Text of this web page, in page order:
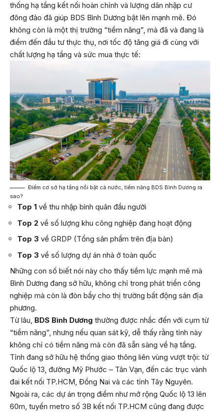
thống hạ tầng kết nối hoàn chỉnh và lượng dân nhập cư
đông đảo đã giúp BDS Bình Dương bật lên mạnh mẽ. Đó
không còn là một thị trường “tiềm năng”, mà đã và đang là
điểm đến đầu tư thực thụ, nơi tốc độ tăng giá đi cùng với
chất lượng hạ tầng và sức mua thực tế:
Điểm cơ sở hạ tầng nổi bật cả nước, tiềm năng BDS Bình Dương ra
sao?
Top 1 về thu nhập bình quân đầu người
Top 2 về số lượng khu công nghiệp đang hoạt động
Top 3 về GRDP (Tổng sản phẩm trên địa bàn)
Top 3 về số lượng dự án nhà ở toàn quốc
Những con số biết nói này cho thấy tiềm lực mạnh mẽ mà
Bình Dương đang sở hữu, không chỉ trong phát triển công
nghiệp mà còn là đòn bẩy cho thị trường bất động sản địa
phương.
Từ lâu, BDS Bình Dương thường được nhắc đến với cụm từ
“tiềm năng”, nhưng nếu quan sát kỹ, dễ thấy rằng tỉnh này
không chỉ có tiềm năng mà còn đã sẵn sàng về hạ tầng.
Tỉnh đang sở hữu hệ thống giao thông liên vùng vượt trội: từ
Quốc lộ 13, đường Mỹ Phước – Tân Vạn, đến các trục vành
đai kết nối TP.HCM, Đồng Nai và các tỉnh Tây Nguyên.
Ngoài ra, các dự án trọng điểm như mở rộng Quốc lộ 13 lên
60m, tuyến metro số 3B kết nối TP.HCM cũng đang được